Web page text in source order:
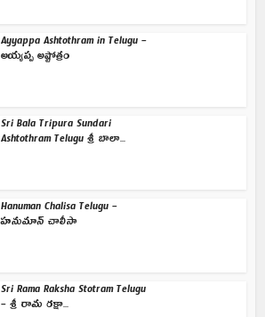
Ayyappa Ashtothram in Telugu –
అయ్యప్ప అష్టోత్రం
Sri Bala Tripura Sundari
Ashtothram Telugu శ్రీ బాలా...
Hanuman Chalisa Telugu –
హనుమాన్ చాలీసా
Sri Rama Raksha Stotram Telugu
– శ్రీ రామ రక్షా...